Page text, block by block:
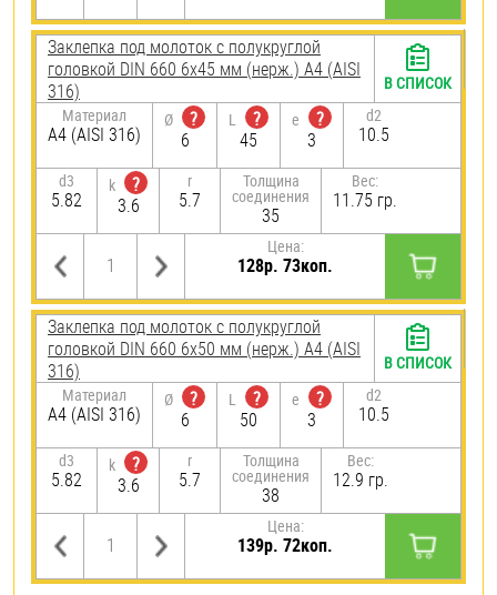
Заклепка под молоток с полукруглой
головкой DIN 660 6х45 мм (нерж.) A4 (AISI
316)
Материал
A4 (AISI 316)
Ø
?
6
L
?
45
e
?
3
d2
10.5
d3
5.82
k
?
3.6
r
5.7
Толщина
соединения
35
Вес:
11.75 гр.
Цена:
128р. 73коп.
В СПИСОК
Заклепка под молоток с полукруглой
головкой DIN 660 6х50 мм (нерж.) A4 (AISI
316)
Материал
A4 (AISI 316)
Ø
?
6
L
?
50
e
?
3
d2
10.5
d3
5.82
k
?
3.6
r
5.7
Толщина
соединения
38
Вес:
12.9 гр.
Цена:
139р. 72коп.
В СПИСОК